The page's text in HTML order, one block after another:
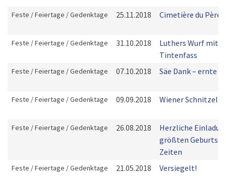
Feste / Feiertage / Gedenktage 25.11.2018 Cimetière du Père
Feste / Feiertage / Gedenktage 31.10.2018
Luthers Wurf mit
Tintenfass
Feste / Feiertage / Gedenktage 07.10.2018 Säe Dank – ernte
Feste / Feiertage / Gedenktage 09.09.2018 Wiener Schnitzel
Feste / Feiertage / Gedenktage 26.08.2018
Herzliche
größten
Zeiten
Feste / Feiertage / Gedenktage 21.05.2018 Versiegelt!